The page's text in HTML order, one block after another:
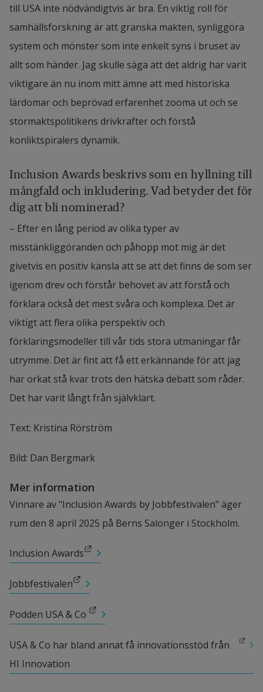
till USA inte nödvändigtvis är bra. En viktig roll för
samhällsforskning är att granska makten, synliggöra
system och mönster som inte enkelt syns i bruset av
allt som händer. Jag skulle säga att det aldrig har varit
viktigare än nu inom mitt ämne att med historiska
lärdomar och beprövad erfarenhet zooma ut och se
stormaktspolitikens drivkrafter och förstå
konliktspiralers dynamik.
Inclusion Awards beskrivs som en hyllning till
mångfald och inkludering. Vad betyder det för
dig att bli nominerad?
– Efter en lång period av olika typer av
misstänkliggöranden och påhopp mot mig är det
givetvis en positiv känsla att se att det finns de som ser
igenom drev och förstår behovet av att förstå och
förklara också det mest svåra och komplexa. Det är
viktigt att flera olika perspektiv och
förklaringsmodeller till vår tids stora utmaningar får
utrymme. Det är fint att få ett erkännande för att jag
har orkat stå kvar trots den hätska debatt som råder.
Det har varit långt från självklart.
Text: Kristina Rörström
Bild: Dan Bergmark
Mer information
Vinnare av "Inclusion Awards by Jobbfestivalen" äger
rum den 8 april 2025 på Berns Salonger i Stockholm.
Inclusion Awards
Länk till annan webbplats.
Jobbfestivalen
Länk till annan webbplats.
Podden USA & Co
Länk till annan webbplats.
USA & Co har bland annat få innovationsstöd från
HI Innovation
Länk till annan webbplats.